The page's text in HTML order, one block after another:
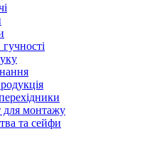
для монтажу
та сейфи